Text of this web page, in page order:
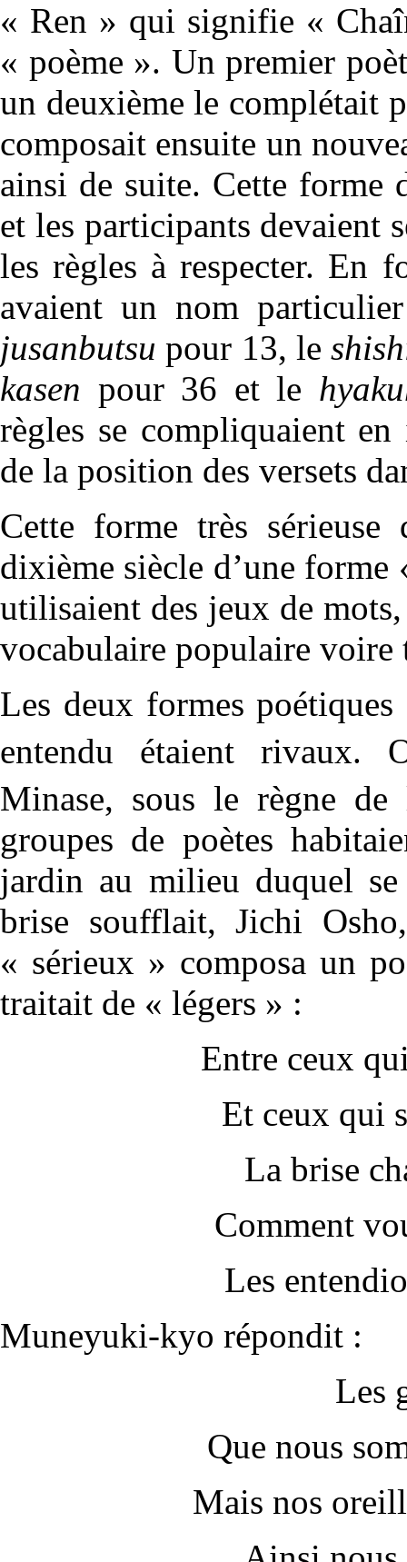
« Ren » qui signifie «
« poème ». Un premier
un deuxième le complétait
composait ensuite un
ainsi de suite. Cette forme
et les participants devaient
les règles à respecter. En
avaient un nom
jusanbutsu pour 13, le
kasen pour 36 et le
règles se compliquaient
de la position des versets
Cette forme très
dixième siècle d’une
utilisaient des jeux de
vocabulaire populaire
Les deux formes
entendu étaient rivaux.
Minase, sous le règne de
groupes de poètes
jardin au milieu duquel
brise soufflait, Jichi
« sérieux » composa un
traitait de « légers » :
Entre ceux
Et ceux qui
La brise
Comment
Les
Muneyuki-kyo répondit :
Les
Que nous
Mais nos